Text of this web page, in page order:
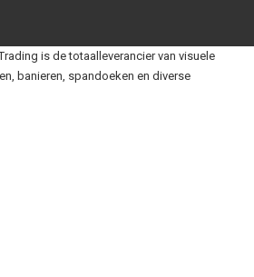
is de totaalleverancier van visuele
banieren, spandoeken en diverse